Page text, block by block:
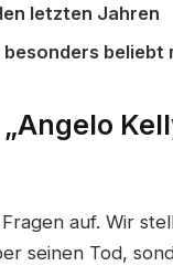
letzten Jahren
beliebt
auf. Wir
seinen Tod,